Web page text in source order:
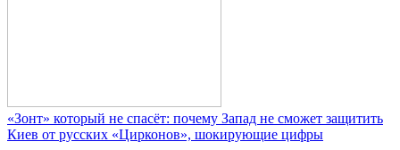
«Зонт» который не спасёт: почему Запад не сможет защитить
Киев от русских «Цирконов», шокирующие цифры